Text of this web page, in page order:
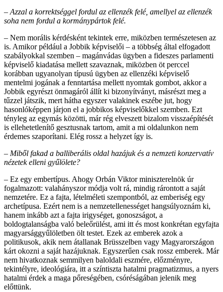
– Azzal a korrektséggel fordul az ellenzék felé, amellyel az ellenzék
soha nem fordul a kormánypártok felé.
– Nem morális kérdésként tekintek erre, miközben természetesen az
is. Amikor például a Jobbik képviselői – a többség által elfogadott
szabályokkal szemben – magánvádas ügyben a fideszes parlamenti
képviselő kiadatása mellett szavaznak, miközben öt perccel
korábban ugyanolyan típusú ügyben az ellenzéki képviselő
mentelmi jogának a fenntartása mellett nyomtak gombot, akkor a
Jobbik egyrészt önmagáról állít ki bizonyítványt, másrészt meg a
tűzzel játszik, mert hátha egyszer valakinek eszébe jut, hogy
hasonlóképpen járjon el a jobbikos képviselőkkel szemben. Ezt
tényleg az egymás közötti, már rég elveszett bizalom visszaépítését
is ellehetetlenítő gesztusnak tartom, amit a mi oldalunkon nem
érdemes szaporítani. Elég rossz a helyzet így is.
– Miből fakad a balliberális oldal hazájuk és a nemzeti konzervatív
nézetek elleni gyűlölete?
– Ez egy embertípus. Ahogy Orbán Viktor miniszterelnök úr
fogalmazott: valahányszor módja volt rá, mindig rárontott a saját
nemzetére. Ez a fajta, lételméleti szempontból, az emberiség egy
archetípusa. Ezért nem is a nemzetellenességet hangsúlyoznám ki,
hanem inkább azt a fajta irigységet, gonoszságot, a
boldogtalanságba való beleőrülést, ami itt és most konkrétan egyfajta
magyarsággyűlöletben ölt testet. Ezek az emberek azok a
politikusok, akik nem átallanak Brüsszelben vagy Magyarországon
kárt okozni a saját hazájuknak. Egyszerűen csak rossz emberek. Már
nem hivatkoznak semmilyen baloldali eszmére, előzményre,
tekintélyre, ideológiára, itt a színtiszta hatalmi pragmatizmus, a nyers
hatalmi érdek a maga pőreségében, csóréságában jelenik meg
előttünk.